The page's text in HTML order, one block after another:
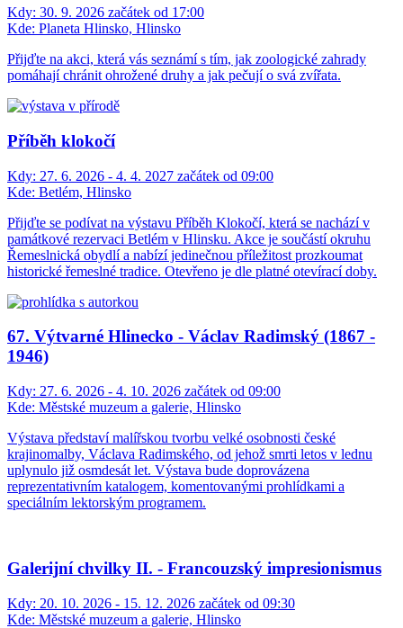
Kdy: 30. 9. 2026 začátek od 17:00
Kde: Planeta Hlinsko, Hlinsko
Přijďte na akci, která vás seznámí s tím, jak zoologické zahrady
pomáhají chránit ohrožené druhy a jak pečují o svá zvířata.
Příběh klokočí
Kdy: 27. 6. 2026 - 4. 4. 2027 začátek od 09:00
Kde: Betlém, Hlinsko
Přijďte se podívat na výstavu Příběh Klokočí, která se nachází v
památkové rezervaci Betlém v Hlinsku. Akce je součástí okruhu
Řemeslnická obydlí a nabízí jedinečnou příležitost prozkoumat
historické řemeslné tradice. Otevřeno je dle platné otevírací doby.
67. Výtvarné Hlinecko - Václav Radimský (1867 -
1946)
Kdy: 27. 6. 2026 - 4. 10. 2026 začátek od 09:00
Kde: Městské muzeum a galerie, Hlinsko
Výstava představí malířskou tvorbu velké osobnosti české
krajinomalby, Václava Radimského, od jehož smrti letos v lednu
uplynulo již osmdesát let. Výstava bude doprovázena
reprezentativním katalogem, komentovanými prohlídkami a
speciálním lektorským programem.
Galerijní chvilky II. - Francouzský impresionismus
Kdy: 20. 10. 2026 - 15. 12. 2026 začátek od 09:30
Kde: Městské muzeum a galerie, Hlinsko